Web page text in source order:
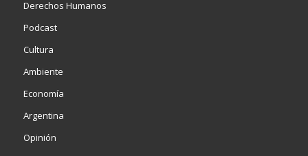
Derechos Humanos
Podcast
Cultura
Ambiente
Economía
Argentina
Opinión